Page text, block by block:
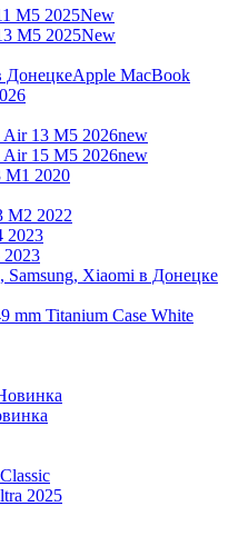
M5 2025New
M5 2025New
Apple MacBook
13 M5 2026new
15 M5 2026new
M1 2020
M2 2022
2023
2023
2025